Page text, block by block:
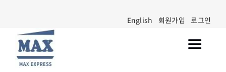
content
English 회원가입 로그인
Toggle